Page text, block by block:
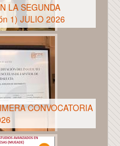
LA SEGUNDA
1) JULIO 2026
CONVOCATORIA